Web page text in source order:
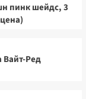
пинк шейдс, 3
Вайт-Ред